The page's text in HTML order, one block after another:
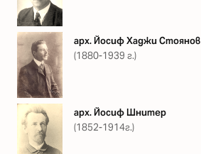
арх. Йосиф Хаджи Стоянов
(1880-1939 г.)
арх. Йосиф Шнитер
(1852-1914г.)